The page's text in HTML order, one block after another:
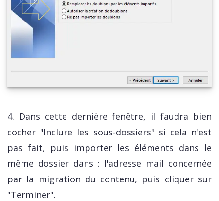
4. Dans cette dernière fenêtre, il faudra bien
cocher "Inclure les sous-dossiers" si cela n'est
pas fait, puis importer les éléments dans le
même dossier dans : l'adresse mail concernée
par la migration du contenu, puis cliquer sur
"Terminer".